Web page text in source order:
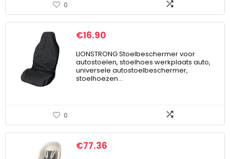
0
€16.90
LIONSTRONG Stoelbeschermer voor
autostoelen, stoelhoes werkplaats auto,
universele autostoelbeschermer,
stoelhoezen…
0
€77.36